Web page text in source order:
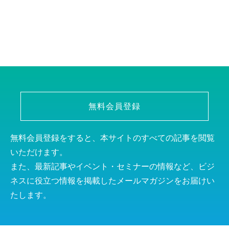
無料会員登録
無料会員登録をすると、本サイトのすべての記事を閲覧
いただけます。
また、最新記事やイベント・セミナーの情報など、ビジ
ネスに役立つ情報を掲載したメールマガジンをお届けい
たします。